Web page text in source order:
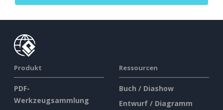
Produkt
PDF-
Werkzeugsammlung
Ressourcen
Buch / Diashow
Entwurf / Diagramm